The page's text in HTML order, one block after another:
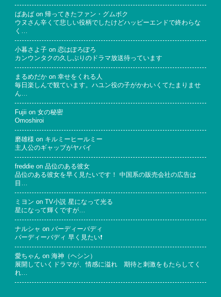
ばあば on 帰ってきたファン・グムボク
ウヌさん辛くて悲しい役柄でしたけどハッピーエンドで終わらな
く…
小暮さよ子 on 恋はぽろぽろ
カンウンタクの久しぶりのドラマ放送待っています
まるめだか on 幸せをくれる人
毎日楽しんで観ています。ハユン役の子がかわいくてたまりませ
ん…
Fujii on 女の秘密
Omoshiroi
磨雄様 on キルミーヒールミー
主人公のギャップがヤバイ
freddie on 品位のある彼女
品位のある彼女を早く見たいです！ 中国系の販売会社の広告は
目…
ミヨン on
TV小説 星になって光る
星になって輝くですが…
ナルシャ on バーディーバディ
バーディーバディ 早く見たい❗
愛ちゃん on 海神（ヘシン）
展開していくドラマが、情感に溢れ 期待と刺激をもたらしてく
れ…